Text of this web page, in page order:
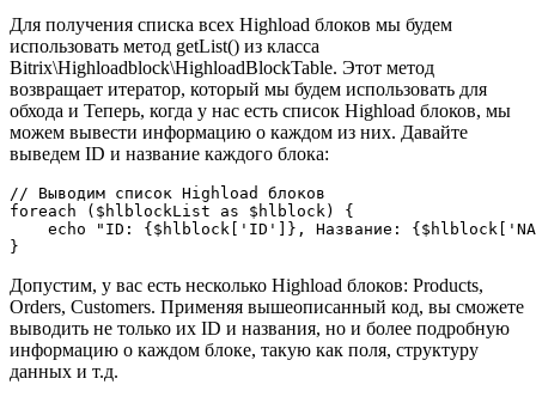
Для получения списка всех Highload блоков мы будем
использовать метод getList() из класса
Bitrix\Highloadblock\HighloadBlockTable. Этот метод
возвращает итератор, который мы будем использовать для
обхода и Теперь, когда у нас есть список Highload блоков, мы
можем вывести информацию о каждом из них. Давайте
выведем ID и название каждого блока:
// Выводим список Highload блоков
foreach ($hlblockList as $hlblock) {
echo "ID: {$hlblock['ID']}, Название:
}
Допустим, у вас есть несколько Highload блоков: Products,
Orders, Customers. Применяя вышеописанный код, вы сможете
выводить не только их ID и названия, но и более подробную
информацию о каждом блоке, такую как поля, структуру
данных и т.д.